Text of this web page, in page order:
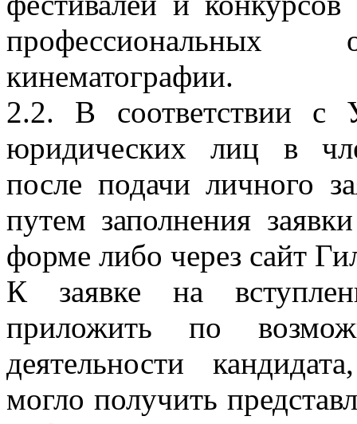
кинематографии.
2.2. В соответствии с
юридических лиц в
после подачи личного
путем заполнения
форме либо через сайт
К заявке на
приложить по
деятельности
могло получить